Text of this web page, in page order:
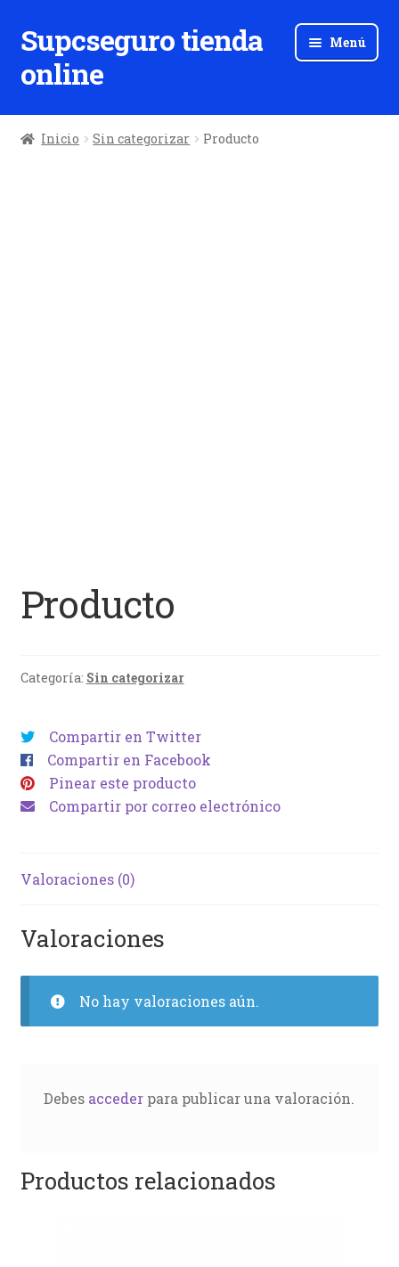
Ir
a
la
Ir
al
contenido
Supcseguro tienda
online
Menú
Inicio Sin categorizar Producto
Producto
Categoría: Sin categorizar
Compartir en Twitter
Compartir en Facebook
Pinear este producto
Compartir por correo electrónico
Valoraciones (0)
Valoraciones
No hay valoraciones aún.
Debes accederpara publicar una valoración.
Productos relacionados